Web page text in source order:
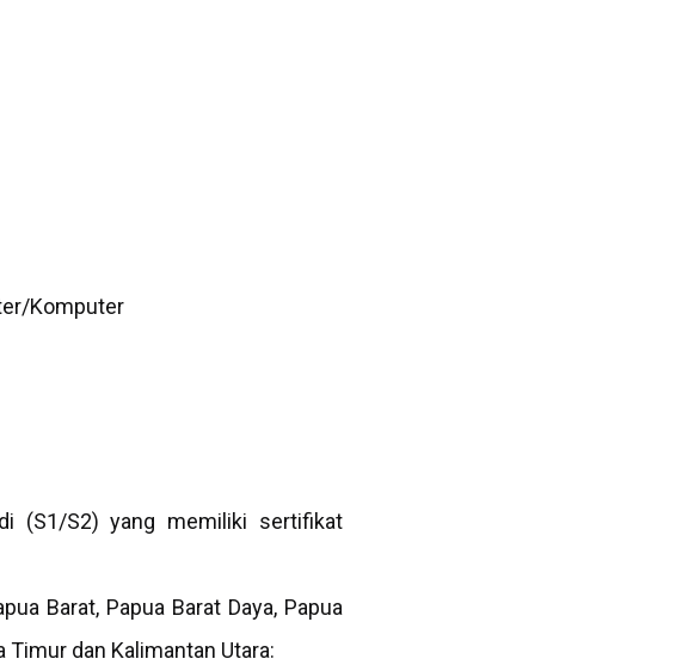
Komputer
(S1/S2) yang memiliki sertifikat
Barat, Papua Barat Daya, Papua
Timur dan Kalimantan Utara: